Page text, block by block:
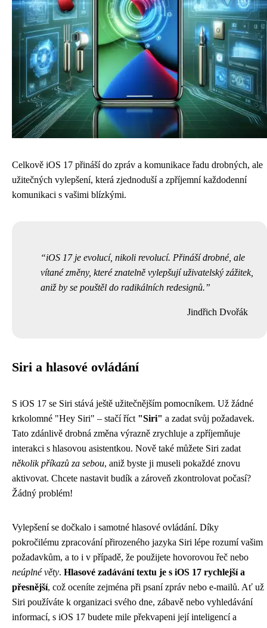
Celkově iOS 17 přináší do zpráv a komunikace řadu drobných, ale
užitečných vylepšení, která zjednoduší a zpříjemní každodenní
komunikaci s vašimi blízkými.
iOS 17 je evolucí, nikoli revolucí. Přináší drobné, ale
vítané změny, které znatelně vylepšují uživatelský zážitek,
aniž by se pouštěl do radikálních redesignů.
Jindřich Dvořák
Siri a hlasové ovládání
S iOS 17 se Siri stává ještě užitečnějším pomocníkem. Už žádné
krkolomné "Hey Siri" – stačí říct "Siri" a zadat svůj požadavek.
Tato zdánlivě drobná změna výrazně zrychluje a zpříjemňuje
interakci s hlasovou asistentkou. Nově také můžete Siri zadat
několik příkazů za sebou, aniž byste ji museli pokaždé znovu
aktivovat. Chcete nastavit budík a zároveň zkontrolovat počasí?
Žádný problém!
Vylepšení se dočkalo i samotné hlasové ovládání. Díky
pokročilému zpracování přirozeného jazyka Siri lépe rozumí vašim
požadavkům, a to i v případě, že použijete hovorovou řeč nebo
neúplné věty. Hlasové zadávání textu je s iOS 17 rychlejší a
přesnější, což oceníte zejména při psaní zpráv nebo e-mailů. Ať už
Siri používáte k organizaci svého dne, zábavě nebo vyhledávání
informací, s iOS 17 budete mile překvapeni její inteligencí a